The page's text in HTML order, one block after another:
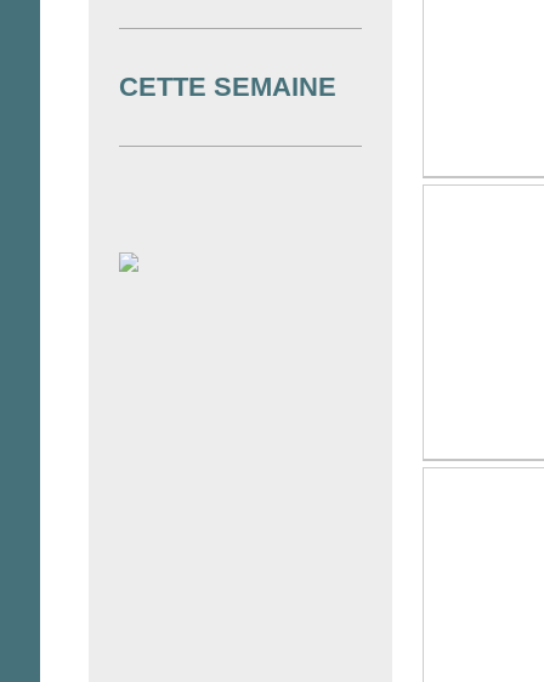
CETTE SEMAINE